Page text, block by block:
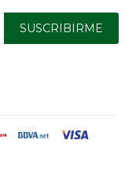
SUSCRIBIRME